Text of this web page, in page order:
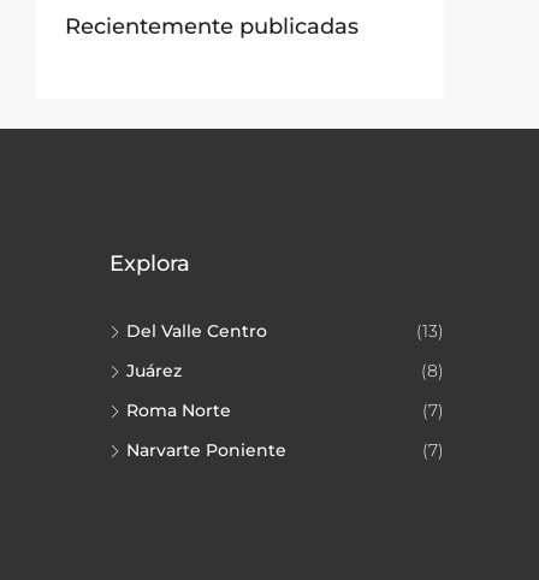
Recientemente publicadas
Explora
Del Valle Centro
(13)
Juárez
(8)
Roma Norte
(7)
Narvarte Poniente
(7)